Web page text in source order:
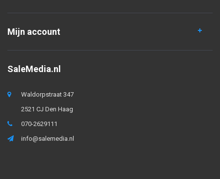
Mijn account
SaleMedia.nl
Waldorpstraat 347
2521 CJ Den Haag
070-2629111
info@salemedia.nl